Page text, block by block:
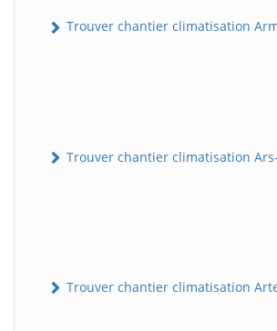
Trouver chantier climatisation
Trouver chantier climatisation
Trouver chantier climatisation